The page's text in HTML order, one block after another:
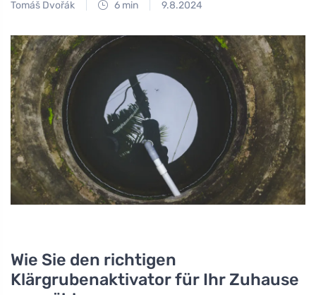
Tomáš Dvořák 6 min 9.8.2024
Wie Sie den richtigen
Klärgrubenaktivator für Ihr Zuhause